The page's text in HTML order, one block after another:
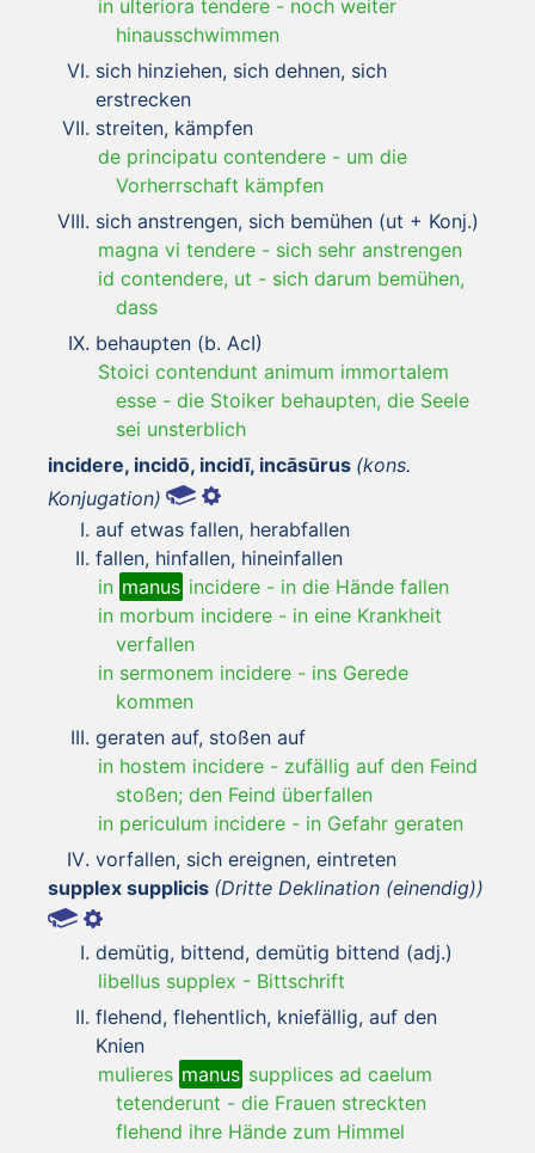
in ulteriora tendere - noch weiter
hinausschwimmen
sich hinziehen, sich dehnen, sich
erstrecken
streiten, kämpfen
de principatu contendere - um die
Vorherrschaft kämpfen
sich anstrengen, sich bemühen (ut + Konj.)
magna vi tendere - sich sehr anstrengen
id contendere, ut - sich darum bemühen,
dass
behaupten (b. AcI)
Stoici contendunt animum immortalem
esse - die Stoiker behaupten, die Seele
sei unsterblich
incidere, incidō, incidī, incāsūrus (kons.
Konjugation)
auf etwas fallen, herabfallen
fallen, hinfallen, hineinfallen
in manus incidere - in die Hände fallen
in morbum incidere - in eine Krankheit
verfallen
in sermonem incidere - ins Gerede
kommen
geraten auf, stoßen auf
in hostem incidere - zufällig auf den Feind
stoßen; den Feind überfallen
in periculum incidere - in Gefahr geraten
vorfallen, sich ereignen, eintreten
supplex supplicis (Dritte Deklination (einendig))
demütig, bittend, demütig bittend (adj.)
libellus supplex - Bittschrift
flehend, flehentlich, kniefällig, auf den
Knien
mulieres manus supplices ad caelum
tetenderunt - die Frauen streckten
flehend ihre Hände zum Himmel